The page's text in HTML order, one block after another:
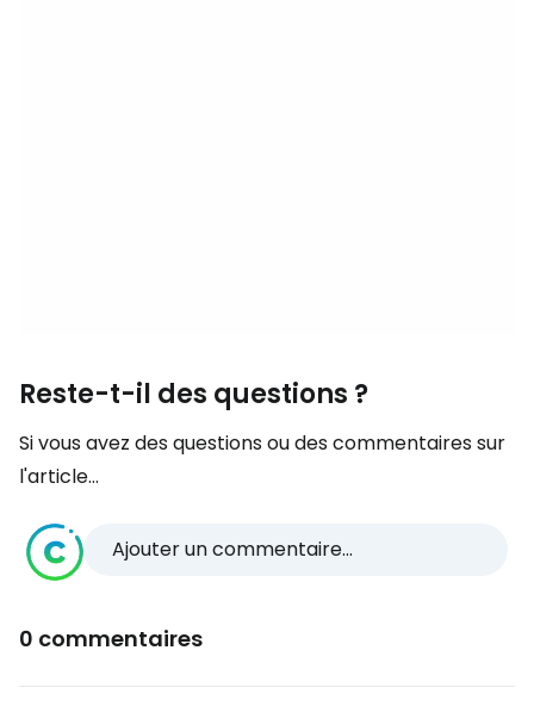
Reste-t-il des questions ?
Si vous avez des questions ou des commentaires sur
l'article...
Ajouter un commentaire...
0 commentaires